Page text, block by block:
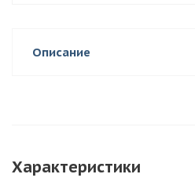
Описание
Характеристики